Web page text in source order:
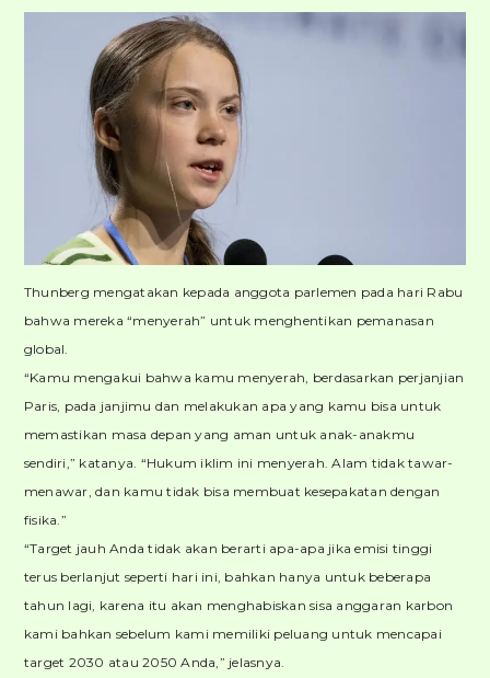
Thunberg mengatakan kepada anggota parlemen pada hari Rabu
bahwa mereka “menyerah” untuk menghentikan pemanasan
global.
“Kamu mengakui bahwa kamu menyerah, berdasarkan perjanjian
Paris, pada janjimu dan melakukan apa yang kamu bisa untuk
memastikan masa depan yang aman untuk anak-anakmu
sendiri,” katanya. “Hukum iklim ini menyerah. Alam tidak tawar-
menawar, dan kamu tidak bisa membuat kesepakatan dengan
fisika.”
“Target jauh Anda tidak akan berarti apa-apa jika emisi tinggi
terus berlanjut seperti hari ini, bahkan hanya untuk beberapa
tahun lagi, karena itu akan menghabiskan sisa anggaran karbon
kami bahkan sebelum kami memiliki peluang untuk mencapai
target 2030 atau 2050 Anda,” jelasnya.